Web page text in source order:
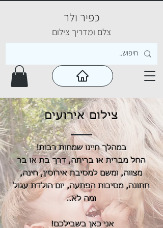
כפיר ולר
צלם ומדריך צילום
צילום אירועים
במהלך חיינו שמחות רבות!
החל מברית או בריתה, דרך בת או בר
מצווה, ומשם למסיבת אירוסין, חינה,
חתונה, מסיבות הפתעה, יום הולדת עגול
ומה לא..
אני כאן בשבילכם!